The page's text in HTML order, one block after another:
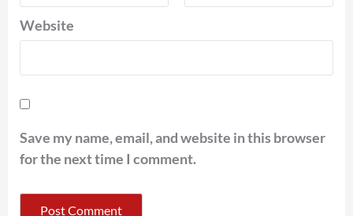
Website
Save my name, email, and website in this browser
for the next time I comment.